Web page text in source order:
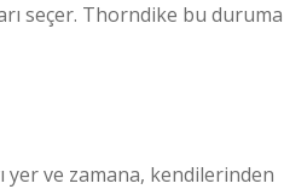
seçer. Thorndike bu duruma
yer ve zamana, kendilerinden